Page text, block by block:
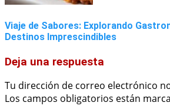
Viaje de Sabores: Explorando
Destinos Imprescindibles
Deja una respuesta
Tu dirección de correo electrónico
Los campos obligatorios están